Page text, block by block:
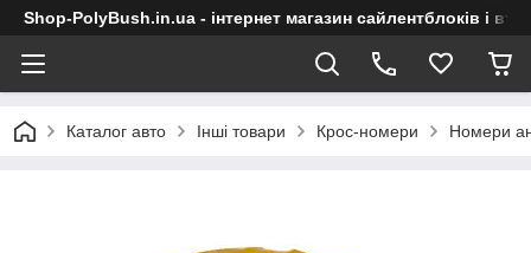
Shop-PolyBush.in.ua - інтернет магазин сайлентблоків і
Каталог авто Інші товари Крос-номери Номери